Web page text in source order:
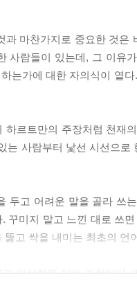
과 마찬가지로 중요한 것은
사람들이 있는데, 그 이유
는가에 대한 자의식이 옅
하르트만의 주장처럼 천재
는 사람부터 낯선 시선으로
두고 어려운 말을 골라 쓰
꾸미지 말고 느낀 대로 쓰
뚫고 싹을 내미는 최초의
인상적인 말의 결합이다.